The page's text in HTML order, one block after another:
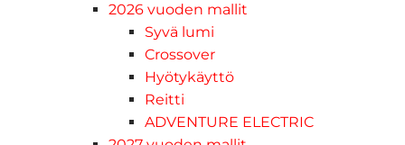
2026 vuoden mallit
Syvä lumi
Crossover
Hyötykäyttö
Reitti
ADVENTURE ELECTRIC